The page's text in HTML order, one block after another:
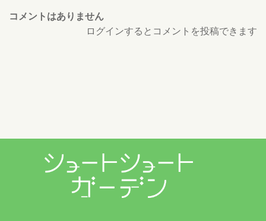
コメントはありません
ログインするとコメントを投稿できます